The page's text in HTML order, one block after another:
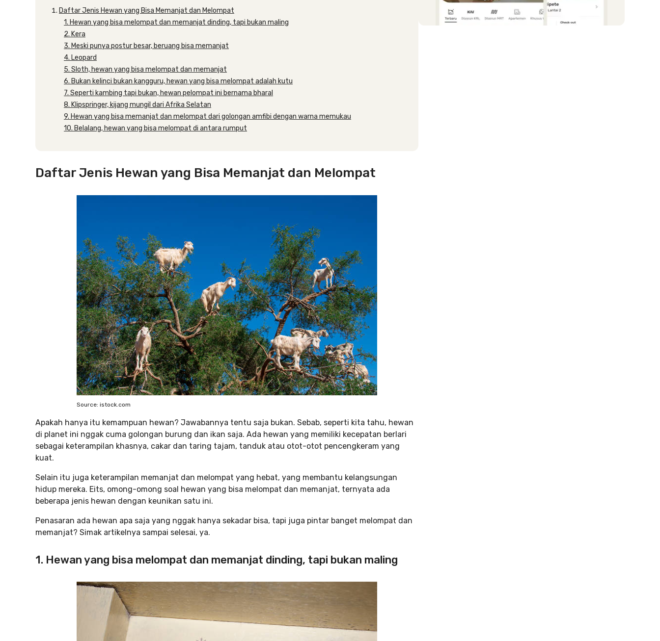
Daftar Jenis Hewan yang Bisa Memanjat dan Melompat
1. Hewan yang bisa melompat dan memanjat dinding, tapi bukan maling
2. Kera
3. Meski punya postur besar, beruang bisa memanjat
4. Leopard
5. Sloth, hewan yang bisa melompat dan memanjat
6. Bukan kelinci bukan kangguru, hewan yang bisa melompat adalah kutu
7. Seperti kambing tapi bukan, hewan pelompat ini bernama bharal
8. Klipspringer, kijang mungil dari Afrika Selatan
9. Hewan yang bisa memanjat dan melompat dari golongan amfibi dengan warna memukau
10. Belalang, hewan yang bisa melompat di antara rumput
Daftar Jenis Hewan yang Bisa Memanjat dan Melompat
Source: istock.com
Apakah hanya itu kemampuan hewan? Jawabannya tentu saja bukan. Sebab, seperti kita tahu, hewan
di planet ini nggak cuma golongan burung dan ikan saja. Ada hewan yang memiliki kecepatan berlari
sebagai keterampilan khasnya, cakar dan taring tajam, tanduk atau otot-otot pencengkeram yang
kuat.
Selain itu juga keterampilan memanjat dan melompat yang hebat, yang membantu kelangsungan
hidup mereka. Eits, omong-omong soal hewan yang bisa melompat dan memanjat, ternyata ada
beberapa jenis hewan dengan keunikan satu ini.
Penasaran ada hewan apa saja yang nggak hanya sekadar bisa, tapi juga pintar banget melompat dan
memanjat? Simak artikelnya sampai selesai, ya.
1. Hewan yang bisa melompat dan memanjat dinding, tapi bukan maling